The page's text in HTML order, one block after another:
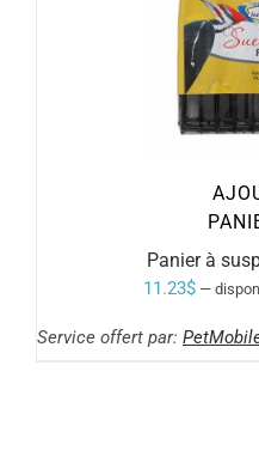
Panier à
11.23$ —
Service offert par: